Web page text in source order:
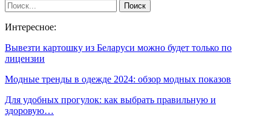
Интересное:
Вывезти картошку из Беларуси можно будет только по
лицензии
Модные тренды в одежде 2024: обзор модных показов
Для удобных прогулок: как выбрать правильную и
здоровую…